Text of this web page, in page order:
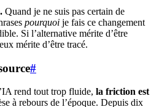
Quand je ne suis pas certain de
pourquoi je fais ce changement
Si l’alternative mérite d’être
mérite d’être tracé.
#
rend tout trop fluide, la friction est
à rebours de l’époque. Depuis dix